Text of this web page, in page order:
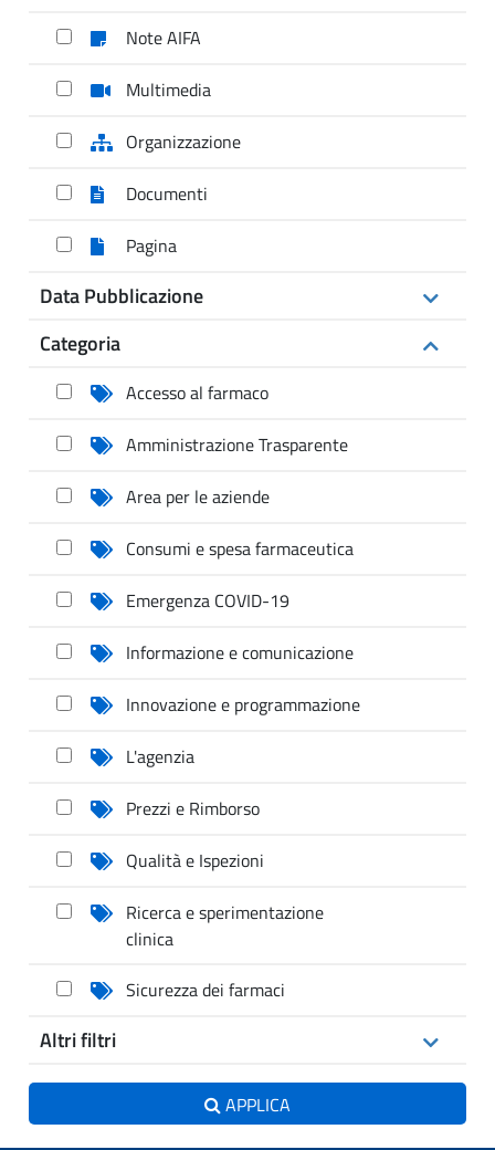
Note AIFA
Multimedia
Organizzazione
Documenti
Pagina
Data Pubblicazione
Categoria
Accesso al farmaco
Amministrazione Trasparente
Area per le aziende
Consumi e spesa farmaceutica
Emergenza COVID-19
Informazione e comunicazione
Innovazione e programmazione
L'agenzia
Prezzi e Rimborso
Qualità e Ispezioni
Ricerca e sperimentazione
clinica
Sicurezza dei farmaci
Altri filtri
APPLICA